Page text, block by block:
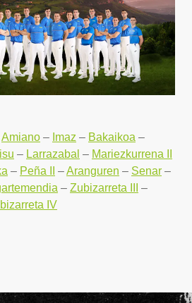
Amiano – Imaz – Bakaikoa –
– Larrazabal – Mariezkurrena II
– Peña II –Aranguren – Senar –
– Zubizarreta III
–
IV